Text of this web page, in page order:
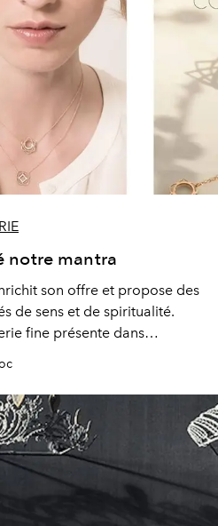
notre mantra
son offre et propose des
de sens et de spiritualité.
fine présente dans
est désormais disponible
Neyleen Fine Jewellery.